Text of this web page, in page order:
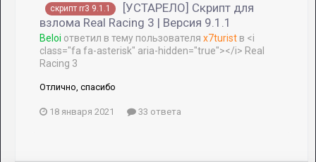
скрипт rr3 9.1.1
[УСТАРЕЛО] Скрипт для
взлома Real Racing 3 | Версия 9.1.1
Beloi ответил в тему пользователя x7turist в <i
class="fa fa-asterisk" aria-hidden="true"></i> Real
Racing 3
Отлично, спасибо
18 января 2021 33 ответа